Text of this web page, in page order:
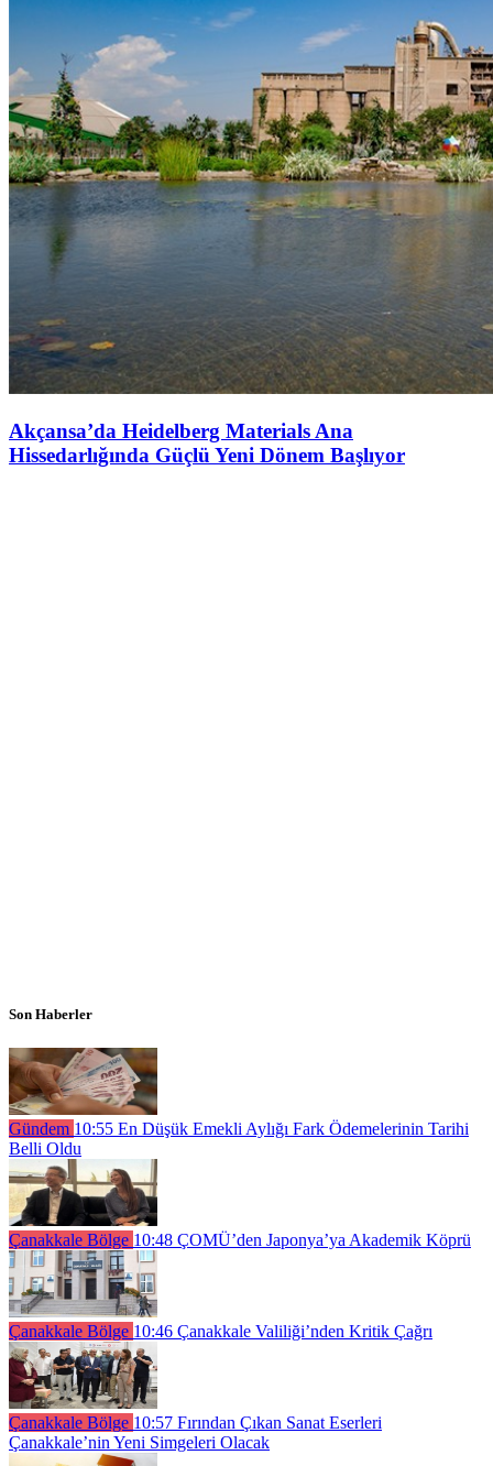
Akçansa’da Heidelberg Materials Ana
Hissedarlığında Güçlü Yeni Dönem Başlıyor
Son Haberler
Gündem 10:55 En Düşük Emekli Aylığı Fark Ödemelerinin Tarihi
Belli Oldu
Çanakkale Bölge 10:48 ÇOMÜ’den Japonya’ya Akademik Köprü
Çanakkale Bölge 10:46 Çanakkale Valiliği’nden Kritik Çağrı
Çanakkale Bölge 10:57 Fırından Çıkan Sanat Eserleri
Çanakkale’nin Yeni Simgeleri Olacak